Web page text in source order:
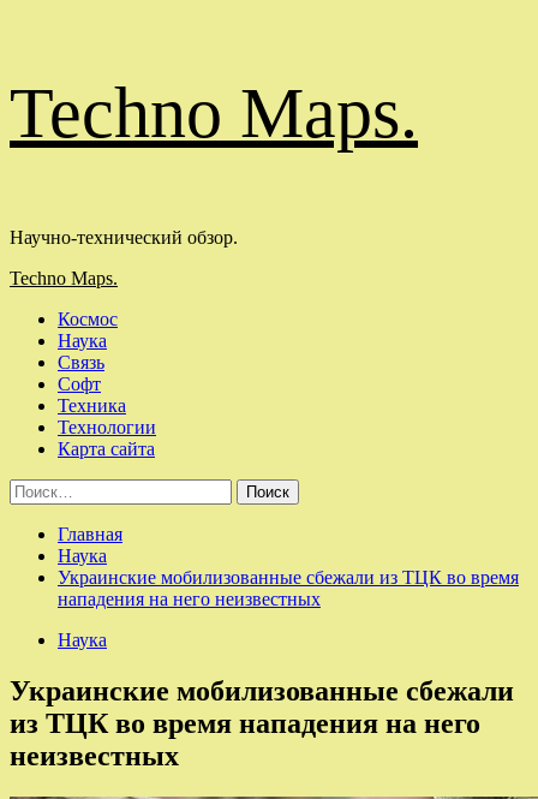
к
содержимому
Techno Maps.
Научно-технический обзор.
Основное
Techno Maps.
Космос
Наука
Связь
Софт
Техника
Технологии
Карта сайта
Найти:
Главная
Наука
Украинские мобилизованные сбежали из ТЦК во время
нападения на него неизвестных
Наука
Украинские мобилизованные сбежали
из ТЦК во время нападения на него
неизвестных